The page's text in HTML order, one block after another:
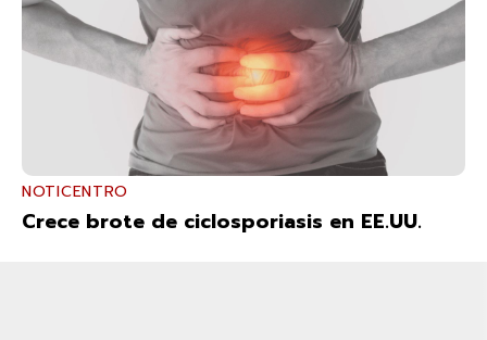
NOTICENTRO
Crece brote de ciclosporiasis en EE.UU.